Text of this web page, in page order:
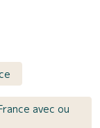
avec ou